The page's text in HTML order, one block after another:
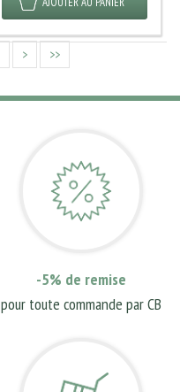
> >>
-5% de remise
pour toute commande par CB